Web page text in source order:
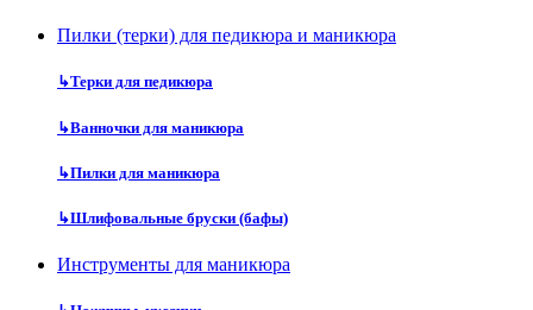
Пилки (терки) для педикюра и маникюра
↳Терки для педикюра
↳Ванночки для маникюра
↳Пилки для маникюра
↳Шлифовальные бруски (бафы)
Инструменты для маникюра